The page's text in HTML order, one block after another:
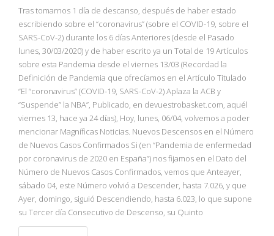
Tras tomarnos 1 día de descanso, después de haber estado
escribiendo sobre el “coronavirus” (sobre el COVID-19, sobre el
SARS-CoV-2) durante los 6 días Anteriores (desde el Pasado
lunes, 30/03/2020) y de haber escrito ya un Total de 19 Artículos
sobre esta Pandemia desde el viernes 13/03 (Recordad la
Definición de Pandemia que ofrecíamos en el Artículo Titulado
“El “coronavirus” (COVID-19, SARS-CoV-2) Aplaza la ACB y
“Suspende” la NBA”, Publicado, en devuestrobasket.com, aquél
viernes 13, hace ya 24 días), Hoy, lunes, 06/04, volvemos a poder
mencionar Magníficas Noticias. Nuevos Descensos en el Número
de Nuevos Casos Confirmados Si (en “Pandemia de enfermedad
por coronavirus de 2020 en España”) nos fijamos en el Dato del
Número de Nuevos Casos Confirmados, vemos que Anteayer,
sábado 04, este Número volvió a Descender, hasta 7.026, y que
Ayer, domingo, siguió Descendiendo, hasta 6.023, lo que supone
su Tercer día Consecutivo de Descenso, su Quinto